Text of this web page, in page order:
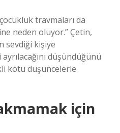
travmaları da
neden oluyor.” Çetin,
sevdiği kişiye
düşündüğünü
kötü düşüncelerle
için